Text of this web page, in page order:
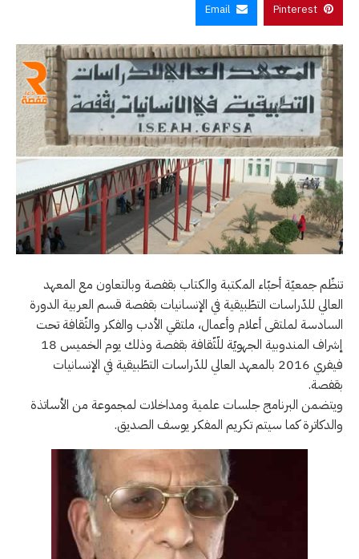
Pinterest
Email
تنظّم جمعيّة أحبّاء المكتبة والكتاب بقفصة وبالتعاون مع المعهد
العالي للدّراسات التطّبيقية في الإنسانيات بقفصة قسم العربية الدورة
السادسة لملتقى أعلام وأعمال، ملتقي الأدب والفكر والثّقافة تحت
إشراف المندوبية الجهويّة للّثّقافة بقفصة وذلك يوم الخميس 18
فيفري 2016 بالمعهد العالي للدّراسات التطّبيقية في الإنسانيات
بقفصة.
ويتضمن البرنامج جلسات علمية ومداخلات لمجموعة من الأساتذة
والدكاترة كما سيتم تكريم المفكر يوسف الصديق.